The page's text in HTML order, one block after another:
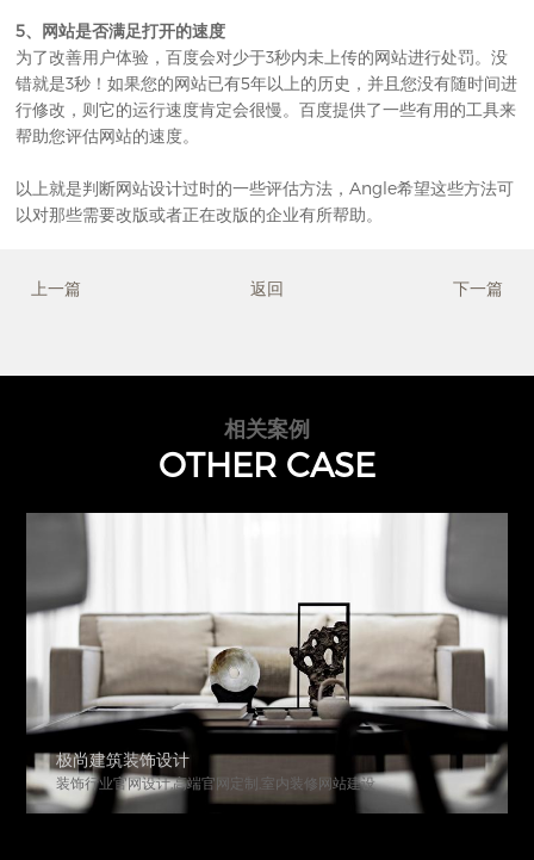
5、网站是否满足打开的速度
为了改善用户体验，百度会对少于3秒内未上传的网站进行处罚。没
错就是3秒！如果您的网站已有5年以上的历史，并且您没有随时间进
行修改，则它的运行速度肯定会很慢。百度提供了一些有用的工具来
帮助您评估网站的速度。
以上就是判断网站设计过时的一些评估方法，Angle希望这些方法可
以对那些需要改版或者正在改版的企业有所帮助。
上一篇 下一篇
返回
相关案例
OTHER CASE
极尚建筑装饰设计
装饰行业官网设计,高端官网定制,室内装修网站建设